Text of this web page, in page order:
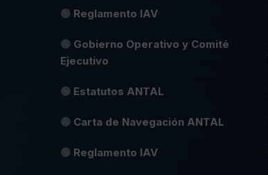
🟢 Reglamento IAV
🟢 Gobierno Operativo y Comité
Ejecutivo
🟢 Estatutos ANTAL
🟢 Carta de Navegación ANTAL
🟢 Reglamento IAV